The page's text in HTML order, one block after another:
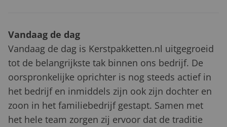
Vandaag de dag
Vandaag de dag is Kerstpakketten.nl uitgegroeid
tot de belangrijkste tak binnen ons bedrijf. De
oorspronkelijke oprichter is nog steeds actief in
het bedrijf en inmiddels zijn ook zijn dochter en
zoon in het familiebedrijf gestapt. Samen met
het hele team zorgen zij ervoor dat de traditie